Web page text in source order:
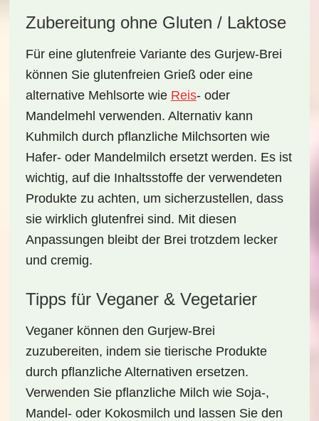
Zubereitung ohne Gluten / Laktose
Für eine glutenfreie Variante des Gurjew-Brei
können Sie glutenfreien Grieß oder eine
alternative Mehlsorte wie Reis- oder
Mandelmehl verwenden. Alternativ kann
Kuhmilch durch pflanzliche Milchsorten wie
Hafer- oder Mandelmilch ersetzt werden. Es ist
wichtig, auf die Inhaltsstoffe der verwendeten
Produkte zu achten, um sicherzustellen, dass
sie wirklich glutenfrei sind. Mit diesen
Anpassungen bleibt der Brei trotzdem lecker
und cremig.
Tipps für Veganer & Vegetarier
Veganer können den Gurjew-Brei
zuzubereiten, indem sie tierische Produkte
durch pflanzliche Alternativen ersetzen.
Verwenden Sie pflanzliche Milch wie Soja-,
Mandel- oder Kokosmilch und lassen Sie den